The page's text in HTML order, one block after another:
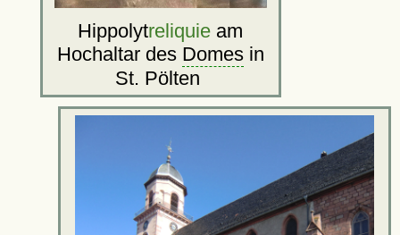
Hippolytreliquie am
Hochaltar des Domesin
St. Pölten